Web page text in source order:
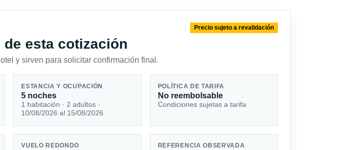
esta cotización
y sirven para solicitar confirmación final.
Precio sujeto a revalidación
ESTANCIA Y OCUPACIÓN
5 noches
1 habitación · 2 adultos ·
10/08/2026 al 15/08/2026
POLÍTICA DE TARIFA
No reembolsable
Condiciones sujetas a tarifa
VUELO REDONDO REFERENCIA OBSERVADA